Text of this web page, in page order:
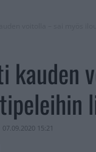
kauden
07.09.2020 15:21